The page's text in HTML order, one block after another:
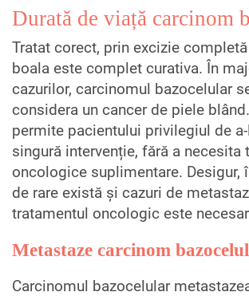
Durată de viață carcinom
Tratat corect, prin excizie
boala este complet curativa. În
cazurilor, carcinomul bazocelular
considera un cancer de piele
permite pacientului privilegiul de
singură intervenție, fără a necesita
oncologice suplimentare. Desigur,
de rare există și cazuri de
tratamentul oncologic este
Metastaze carcinom
Carcinomul bazocelular